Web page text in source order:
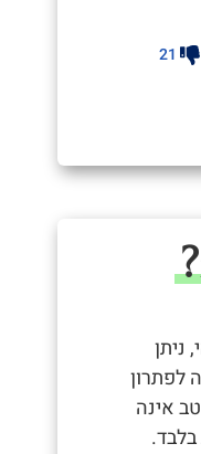
21
ניתן
לפתרון
אינה
בלבד.